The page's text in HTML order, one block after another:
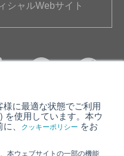
に最適な状態でご利用
を使用しています。本ウ
、
クッキーポリシー をお
本ウェブサイトの一部の機能
シャルWebサイト
ェブサイト利用規約